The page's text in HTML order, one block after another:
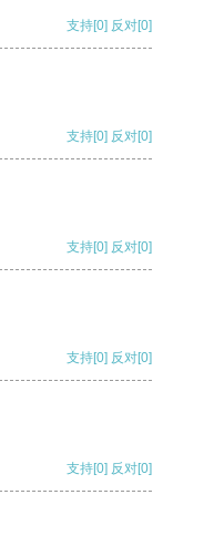
支持[0] 反对[0]
支持[0] 反对[0]
支持[0] 反对[0]
支持[0] 反对[0]
支持[0] 反对[0]